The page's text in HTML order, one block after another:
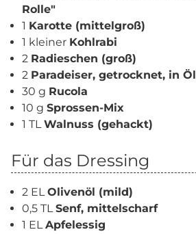
Rolle"
1 Karotte (mittelgroß)
1 kleiner Kohlrabi
2 Radieschen (groß)
2 Paradeiser, getrocknet, in Öl
30 g Rucola
10 g Sprossen-Mix
1 TLWalnuss (gehackt)
Für das Dressing
2 ELOlivenöl (mild)
0,5 TLSenf, mittelscharf
1 ELApfelessig